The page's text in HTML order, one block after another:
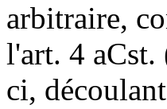
arbitraire,
l'art. 4 aCst.
ci,